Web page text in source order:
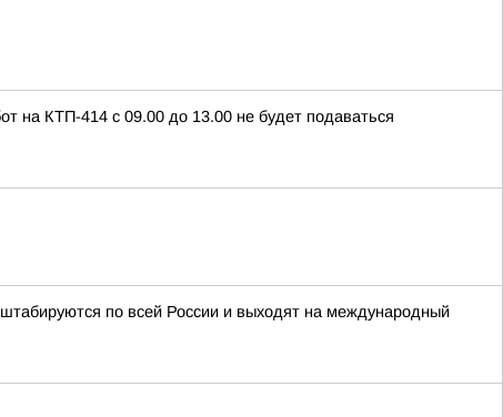
на КТП-414 с 09.00 до 13.00 не будет подаваться
по всей России и выходят на международный